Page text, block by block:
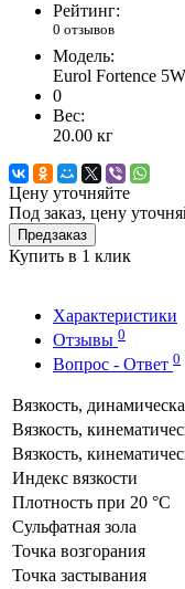
Рейтинг:
0 отзывов
Модель:
Eurol Fortence
0
Вес:
20.00 кг
Цену уточняйте
Под заказ, цену
Предзаказ
Купить в 1 клик
Характеристики
Отзывы 0
Вопрос - Ответ 0
Вязкость,
Вязкость,
Вязкость,
Индекс вязкости
Плотность при 20 °C
Сульфатная зола
Точка возгорания
Точка застывания